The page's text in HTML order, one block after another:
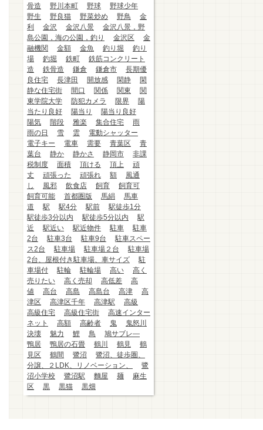
骨造
野川本町 野球
野球少年
野生
野良猫 野菜炒め 野鳥
金
利
金沢 金沢八景
金沢八景，野
島公園，海の公園，釣り
金沢区
金
融機関
金額 金魚 釣り堀
釣り
場
釣堀 鉄町
鉄筋コンクリート
造
鉄骨造 鎌倉 鎌倉市
長期優
良住宅
長津田 開放感 閑静
閑
静な住宅街
間口 関係 関東
関
東学院大学
防犯カメラ 限界
陽
当たり良好
陽当り
陽当り良好
陽気
階段 雅楽 集合住宅
雨
雨の日
雪 雲
電動シャッター
電子キー
電車 需要 青葉区
青
葉台
静か 静かさ 静岡市
非課
税制度
面積 頂ける 頂上
頑
丈
頑張った 頑張れ 額
風通
し
風邪 飲食店 飼育
飼育可
飼育可能
首都圏版 馬絹
馬車
道
駅 駅4分 駅前
駅徒歩1分
駅徒歩3分以内
駅徒歩5分以内
駅
近
駅近い 駅近物件 駐車
駐車
2台
駐車3台 駐車9台
駐車スペー
ス2台
駐車場 駐車場２台
駐車場
2台、屋根付き駐車場、車サイズ
駐
車場付
駐輪 駐輪場 高い
高く
売りたい
高く売却 高低差
高
値
高台 高島 高島台 高津
高
津区
高津区千年 高津駅
高級
高級住宅
高級住宅街
高速インター
ネット
高額 高齢者 鬼
鬼怒川
決壊
魅力 鯉 鳥
鳩サブレ―
鴨居
鴨居の石畳 鶴川 鶴見
鶴
見区
鶴間 鷺沼
鷺沼、徒歩圏、
分譲、２LDK、リノベーション、
鷺
沼小学校
鷺沼駅 麵屋 麺
麻生
区
黒 黒猫 黒畑